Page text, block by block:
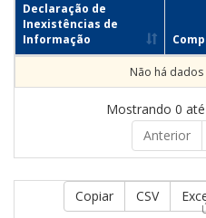
Declaração de
Inexistências de
Informação
Não há
Mostrando 0
Anterior
Copiar CSV